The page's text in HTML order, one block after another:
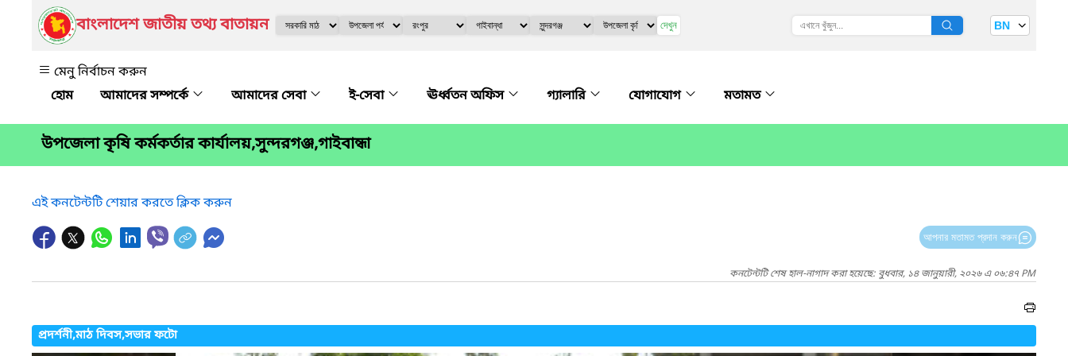
বাংলাদেশ জাতীয় তথ্য বাতায়ন দেখুন BN
মেনু নির্বাচন করুন
আমাদের সম্পর্কে
আমাদের সেবা ই-সেবা ঊর্ধ্বতন অফিস গ্যালারি যোগাযোগ মতামত
উপজেলা কৃষি কর্মকর্তার কার্যালয়,সুন্দরগঞ্জ,গাইবান্ধা
এই কনটেন্টটি শেয়ার করতে ক্লিক করুন
আপনার মতামত প্রদান করুন
কনটেন্টটি শেষ হাল-নাগাদ করা হয়েছে: বুধবার, ১৪ জানুয়ারী, ২০২৬ এ ০৬:৪৭ PM
প্রদর্শনী,মাঠ দিবস,সভার ফটো